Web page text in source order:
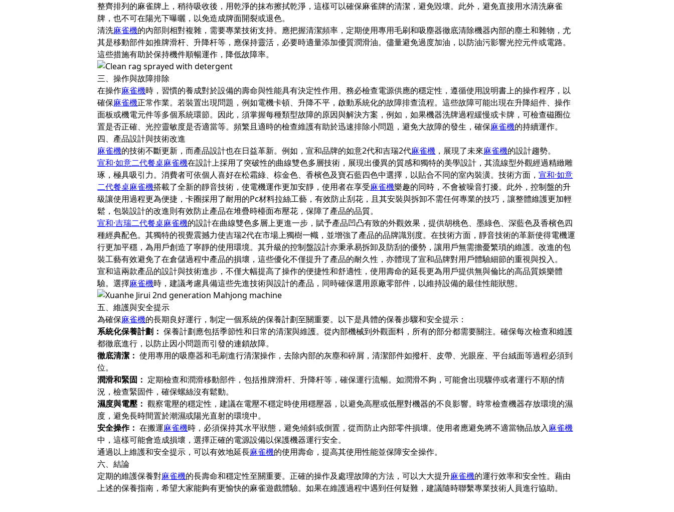
整齊排列的麻雀牌上，稍待吸收後，用乾淨的抹布擦拭乾淨，這樣可以確保麻雀牌的清潔，避免毀壞。此外，避免直接用水清洗麻雀
牌，也不可在陽光下曝曬，以免造成牌面開裂或退色。
清洗麻雀機的內部則相對複雜，需要專業技術支持。應把握清潔頻率，定期使用專用毛刷和吸塵器徹底清除機器內部的塵土和雜物，尤
其是移動部件如推牌滑杆、升降杆等，應保持靈活，必要時適量添加優質潤滑油。儘量避免過度加油，以防油污影響光控元件或電路。
這些措施有助於保持機件順暢運作，降低故障率。
三、操作與故障排除
在操作麻雀機時，習慣的養成對於設備的壽命與性能具有決定性作用。務必檢查電源供應的穩定性，遵循使用說明書上的操作程序，以
確保麻雀機正常作業。若裝置出現問題，例如電機卡頓、升降不平，啟動系統化的故障排查流程。這些故障可能出現在升降組件、操作
面板或機電元件等多個系統環節。因此，須掌握每種類型故障的原因與解決方案，例如，如果機器洗牌過程緩慢或卡牌，可檢查磁圈位
置是否正確、光控靈敏度是否適當等。頻繁且適時的檢查維護有助於迅速排除小問題，避免大故障的發生，確保麻雀機的持續運作。
四、產品設計與技術改進
麻雀機的技術不斷更新，而產品設計也在日益革新。例如，宣和品牌的如意2代和吉瑞2代麻雀機 ，展現了未來麻雀機的設計趨勢。
宣和·如意二代餐桌麻雀機在設計上採用了突破性的曲線雙色多層技術，展現出優異的質感和獨特的美學設計，其流線型外觀經過精緻雕
琢，極具吸引力。消費者可依個人喜好在松霜綠、棕金色、香檳色及寶石藍四色中選擇，以貼合不同的室內裝潢。技術方面，宣和·如意
二代餐桌麻雀機搭載了全新的靜音技術，使電機運作更加安靜，使用者在享受麻雀機樂趣的同時，不會被噪音打擾。此外，控制盤的升
級讓使用過程更為便捷，卡圈採用了耐用的Pc材料拉絲工藝，有效防止刮花，且其安裝與拆卸不需任何專業的技巧，讓整體維護更加輕
鬆，包裝設計的改進則有效防止產品在堆疊時檯面布壓花，保障了產品的品質。
宣和·吉瑞二代餐桌麻雀機的設計在曲線雙色多層上更進一步，賦予產品凹凸有致的外觀效果，提供胡桃色、墨綠色、深藍色及香檳色四
種經典配色。其獨特的視覺震撼力使吉瑞2代在市場上獨樹一幟，並增強了產品的品牌識別度。在技術方面，靜音技術的革新使得電機運
行更加平穩，為用戶創造了寧靜的使用環境。其升級的控制盤設計亦秉承易拆卸及防刮的優勢，讓用戶無需擔憂繁瑣的維護。改進的包
裝工藝有效避免了在倉儲過程中產品的損壞，這些優化不僅提升了產品的耐久性，亦體現了宣和品牌對用戶體驗細節的重視與投入。
宣和這兩款產品的設計與技術進步，不僅大幅提高了操作的便捷性和舒適性，使用壽命的延長更為用戶提供無與倫比的高品質娛樂體
驗。選擇麻雀機時，建議考慮具備這些先進技術與設計的產品，同時確保選用原廠零部件，以維持設備的最佳性能狀態。
五、維護與安全提示
為確保麻雀機的長期良好運行，制定一個系統的保養計劃至關重要。以下是具體的保養步驟和安全提示：
系統化保養計劃： 保養計劃應包括季節性和日常的清潔與維護。從內部機械到外觀面料，所有的部分都需要關注。確保每次檢查和維護
都徹底進行，以防止因小問題而引發的連鎖故障。
徹底清潔： 使用專用的吸塵器和毛刷進行清潔操作，去除內部的灰塵和碎屑，清潔部件如撥杆、皮帶、光眼座、平台絨面等過程必須到
位。
潤滑和緊固： 定期檢查和潤滑移動部件，包括推牌滑杆、升降杆等，確保運行流暢。如潤滑不夠，可能會出現驟停或者運行不順的情
況，檢查緊固件，確保螺絲沒有鬆動。
濕度與電壓： 觀察電壓的穩定性，建議在電壓不穩定時使用穩壓器，以避免高壓或低壓對機器的不良影響。時常檢查機器存放環境的濕
度，避免長時間置於潮濕或陽光直射的環境中。
安全操作： 在搬運麻雀機時，必須保持其水平狀態，避免傾斜或倒置，從而防止內部零件損壞。使用者應避免將不適當物品放入麻雀機
中，這樣可能會造成損壞，選擇正確的電源設備以保護機器運行安全。
通過以上維護和安全提示，可以有效地延長麻雀機的使用壽命，提高其使用性能並保障安全操作。
六、結論
定期的維護保養對麻雀機的長壽命和穩定性至關重要。正確的操作及處理故障的方法，可以大大提升麻雀機的運行效率和安全性。藉由
上述的保養指南，希望大家能夠有更愉快的麻雀遊戲體驗。如果在維護過程中遇到任何疑難，建議隨時聯繫專業技術人員進行協助。